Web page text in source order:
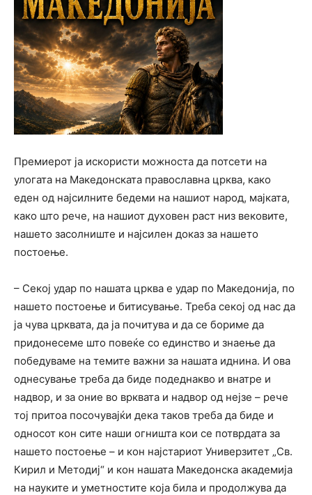
Премиерот ја искористи можноста да потсети на
улогата на Македонската православна црква, како
еден од најсилните бедеми на нашиот народ, мајката,
како што рече, на нашиот духовен раст низ вековите,
нашето засолниште и најсилен доказ за нашето
постоење.
– Секој удар по нашата црква е удар по Македонија, по
нашето постоење и битисување. Треба секој од нас да
ја чува црквата, да ја почитува и да се бориме да
придонесеме што повеќе со единство и знаење да
победуваме на темите важни за нашата иднина. И ова
однесување треба да биде подеднакво и внатре и
надвор, и за оние во врквата и надвор од нејзе – рече
тој притоа посочувајќи дека таков треба да биде и
односот кон сите наши огништа кои се потврдата за
нашето постоење – и кон најстариот Универзитет „Св.
Кирил и Методиј“ и кон нашата Македонска академија
на науките и уметностите која била и продолжува да